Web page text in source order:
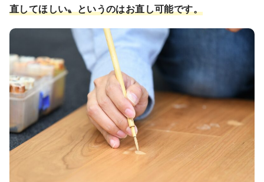
直してほしい〟というのはお直し可能です。